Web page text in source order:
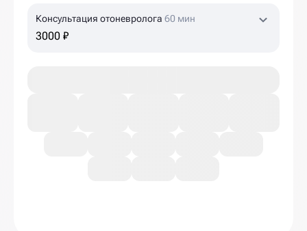
Консультация отоневролога 60 мин
3000 ₽